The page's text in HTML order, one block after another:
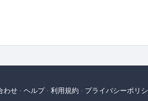
わせ ヘルプ 利用規約 プライバシーポリ